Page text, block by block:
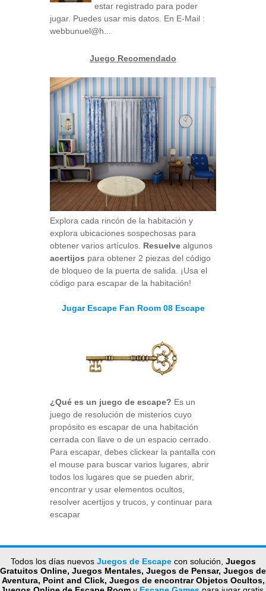
estar registrado para poder
jugar. Puedes usar mis datos. En E-Mail :
webbunuel@h...
Juego Recomendado
Explora cada rincón de la habitación y
explora ubicaciones sospechosas para
obtener varios artículos. Resuelve algunos
acertijos para obtener 2 piezas del código
de bloqueo de la puerta de salida. ¡Usa el
código para escapar de la habitación!
Jugar Escape Fan Room 08 Escape
¿Qué es un juego de escape? Es un
juego de resolución de misterios cuyo
propósito es escapar de una habitación
cerrada con llave o de un espacio cerrado.
Para escapar, debes clickear la pantalla con
el mouse para buscar varios lugares, abrir
todos los lugares que se pueden abrir,
encontrar y usar elementos ocultos,
resolver acertijos y trucos, y continuar para
escapar
Todos los días nuevos Juegos de Escapecon solución, Juegos
Gratuitos Online, Juegos Mentales, Juegos de Pensar, Juegos de
Aventura, Point and Click, Juegos de encontrar Objetos Ocultos,